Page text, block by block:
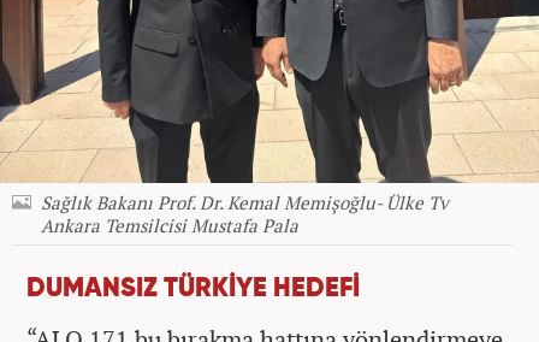
Sağlık Bakanı Prof. Dr. Kemal Memişoğlu- Ülke Tv
Ankara Temsilcisi Mustafa Pala
DUMANSIZ TÜRKİYE HEDEFİ